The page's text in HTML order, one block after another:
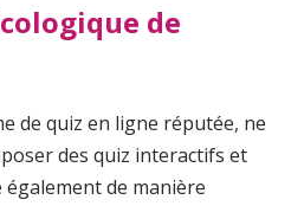
de
de quiz en ligne réputée, ne
des quiz interactifs et
également de manière